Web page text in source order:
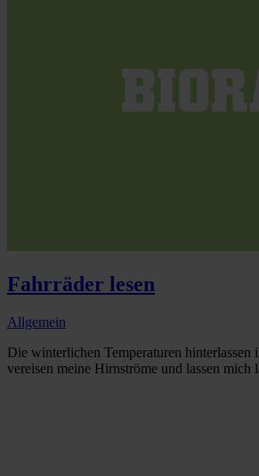
Fahrräder lesen
Allgemein
Die winterlichen Temperaturen hinterlassen
vereisen meine Hirnströme und lassen mich